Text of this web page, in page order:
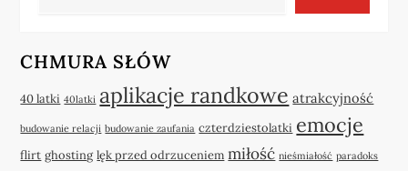
CHMURA SŁÓW
40 latki 40latki aplikacje randkowe atrakcyjność
budowanie relacji budowanie zaufania czterdziestolatki emocje
flirt ghosting lęk przed odrzuceniem miłość nieśmiałość paradoks